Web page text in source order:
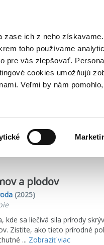
zase ich z neho
toho používame
pre vás zlepšovať.
cookies umožňujú
Veľmi by nám
a plodov
(2025)
kde sa liečivá sila prírody
Zistite, ako tieto prírodné
... Zobraziť viac